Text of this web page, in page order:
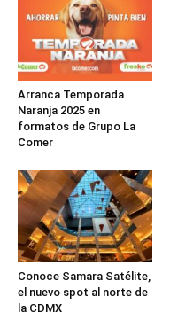
Arranca Temporada
Naranja 2025 en
formatos de Grupo La
Comer
Conoce Samara Satélite,
el nuevo spot al norte de
la CDMX